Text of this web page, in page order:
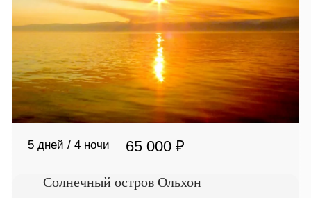
5 дней / 4 ночи 65 000 ₽
Солнечный остров Ольхон